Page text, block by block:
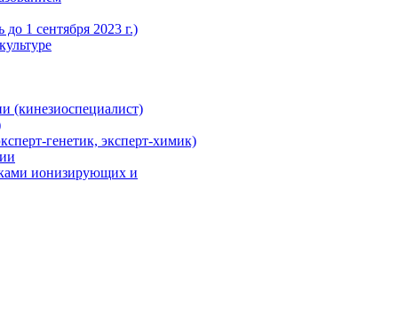
1 сентября 2023 г.)
(кинезиоспециалист)
генетик, эксперт-химик)
ионизирующих и